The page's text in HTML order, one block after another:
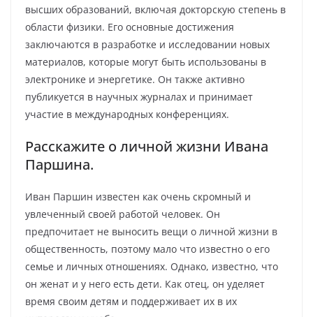
высших образований, включая докторскую степень в
области физики. Его основные достижения
заключаются в разработке и исследовании новых
материалов, которые могут быть использованы в
электронике и энергетике. Он также активно
публикуется в научных журналах и принимает
участие в международных конференциях.
Расскажите о личной жизни Ивана
Паршина.
Иван Паршин известен как очень скромный и
увлеченный своей работой человек. Он
предпочитает не выносить вещи о личной жизни в
общественность, поэтому мало что известно о его
семье и личных отношениях. Однако, известно, что
он женат и у него есть дети. Как отец, он уделяет
время своим детям и поддерживает их в их